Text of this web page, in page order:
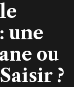
une
ou
?